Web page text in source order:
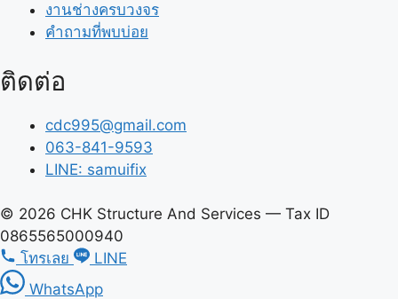
งานช่างครบวงจร
คำถามที่พบบ่อย
ติดต่อ
cdc995@gmail.com
063-841-9593
LINE: samuifix
© 2026 CHK Structure And Services — Tax ID
0865565000940
โทรเลย
LINE
WhatsApp